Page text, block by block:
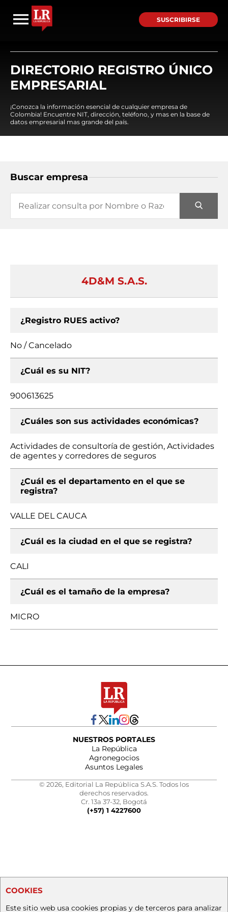
SUSCRIBIRSE
DIRECTORIO REGISTRO ÚNICO
EMPRESARIAL
¡Conozca la información esencial de cualquier empresa de
Colombia! Encuentre NIT, dirección, teléfono, y mas en la base de
datos empresarial mas grande del país.
Buscar empresa
4D&M S.A.S.
¿Registro RUES activo?
No / Cancelado
¿Cuál es su NIT?
900613625
¿Cuáles son sus actividades económicas?
Actividades de consultoría de gestión, Actividades
de agentes y corredores de seguros
¿Cuál es el departamento en el que se
registra?
VALLE DEL CAUCA
¿Cuál es la ciudad en el que se registra?
CALI
¿Cuál es el tamaño de la empresa?
MICRO
NUESTROS PORTALES
La República
Agronegocios
Asuntos Legales
© 2026, Editorial La República S.A.S. Todos los
derechos reservados.
Cr. 13a 37-32, Bogotá
(+57) 1 4227600
COOKIES
Este sitio web usa cookies propias y de terceros para analizar